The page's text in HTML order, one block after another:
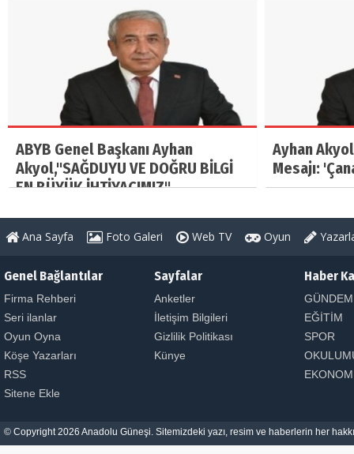
ABYB Genel Başkanı Ayhan
Akyol,"SAĞDUYU VE DOĞRU BİLGİ
EN BÜYÜK İHTİYACIMIZ"
Ayhan
Mesajı:
Ana Sayfa Foto Galeri Web TV Oyun
Genel Bağlantılar
Firma Rehberi
Seri ilanlar
Oyun Oyna
Köşe Yazarları
RSS
Sitene Ekle
Sayfalar
Anketler
İletişim Bilgileri
Gizlilik Politikası
Künye
Haber
GÜNDEM
EĞİTİM
SPOR
© Copyright 2026 Anadolu Güneşi. Sitemizdeki yazı, resim ve haberlerin her